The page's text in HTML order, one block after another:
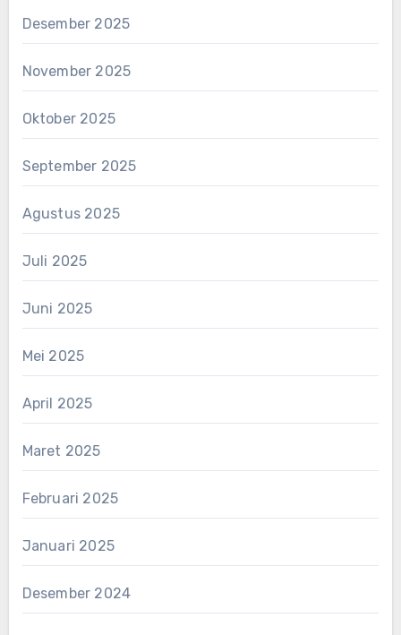
Desember 2025
November 2025
Oktober 2025
September 2025
Agustus 2025
Juli 2025
Juni 2025
Mei 2025
April 2025
Maret 2025
Februari 2025
Januari 2025
Desember 2024